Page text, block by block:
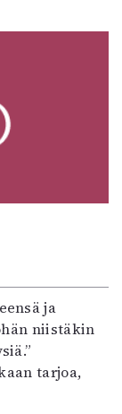
ja
niistäkin
tarjoa,